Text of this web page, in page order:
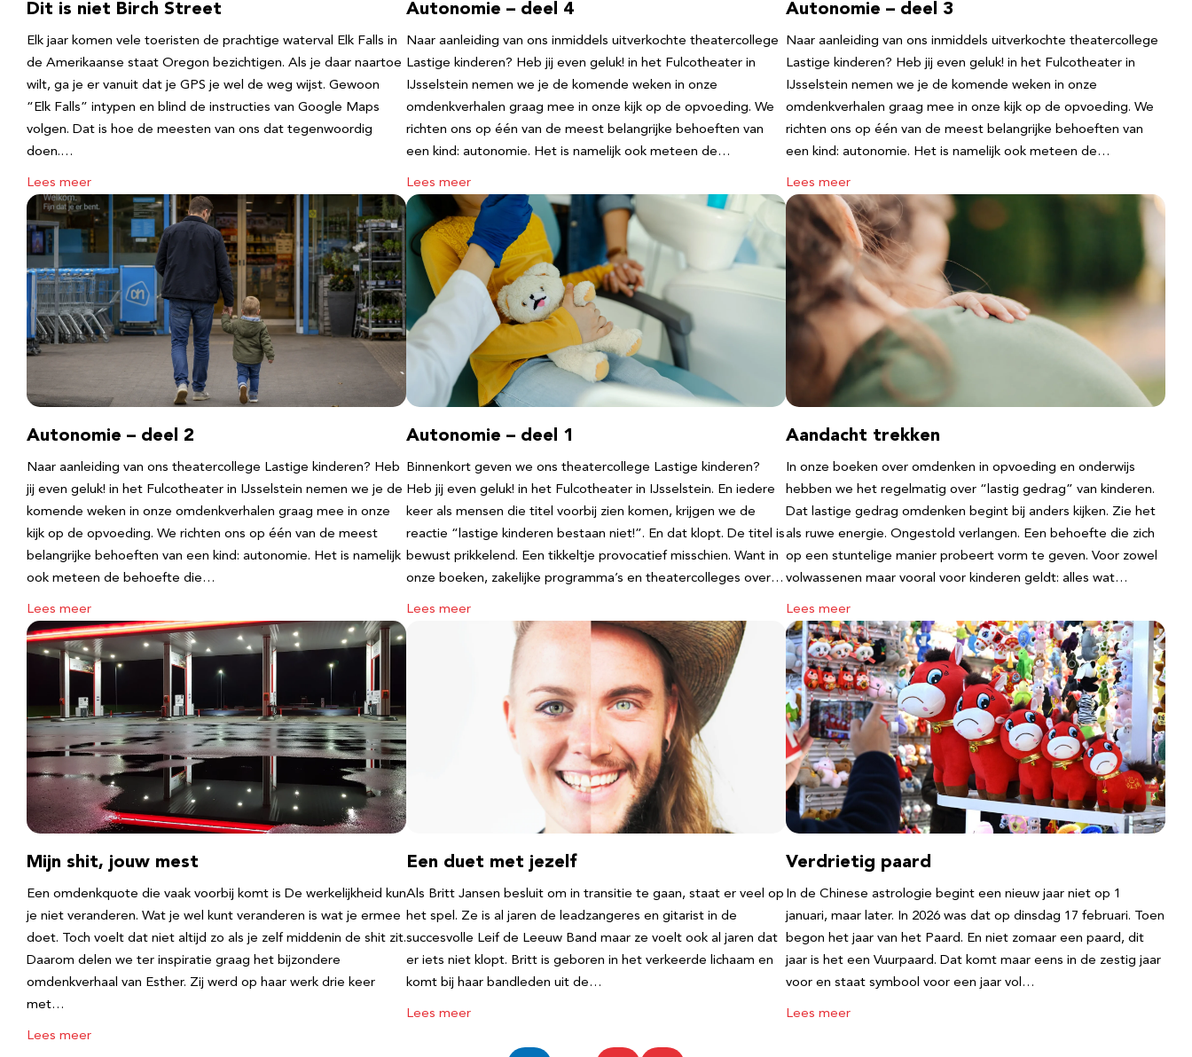
Dit is niet Birch Street
Elk jaar komen vele toeristen de prachtige waterval Elk Falls in
de Amerikaanse staat Oregon bezichtigen. Als je daar naartoe
wilt, ga je er vanuit dat je GPS je wel de weg wijst. Gewoon
“Elk Falls” intypen en blind de instructies van Google Maps
volgen. Dat is hoe de meesten van ons dat tegenwoordig
doen.…
Lees meer
Autonomie – deel 4
Naar aanleiding van ons inmiddels uitverkochte theatercollege
Lastige kinderen? Heb jij even geluk! in het Fulcotheater in
IJsselstein nemen we je de komende weken in onze
omdenkverhalen graag mee in onze kijk op de opvoeding. We
richten ons op één van de meest belangrijke behoeften van
een kind: autonomie. Het is namelijk ook meteen de…
Lees meer
Autonomie – deel 3
Naar aanleiding van ons inmiddels uitverkochte theatercollege
Lastige kinderen? Heb jij even geluk! in het Fulcotheater in
IJsselstein nemen we je de komende weken in onze
omdenkverhalen graag mee in onze kijk op de opvoeding. We
richten ons op één van de meest belangrijke behoeften van
een kind: autonomie. Het is namelijk ook meteen de…
Lees meer
Autonomie – deel 2
Naar aanleiding van ons theatercollege Lastige kinderen? Heb
jij even geluk! in het Fulcotheater in IJsselstein nemen we je de
komende weken in onze omdenkverhalen graag mee in onze
kijk op de opvoeding. We richten ons op één van de meest
belangrijke behoeften van een kind: autonomie. Het is namelijk
ook meteen de behoefte die…
Lees meer
Autonomie – deel 1
Binnenkort geven we ons theatercollege Lastige kinderen?
Heb jij even geluk! in het Fulcotheater in IJsselstein. En iedere
keer als mensen die titel voorbij zien komen, krijgen we de
reactie “lastige kinderen bestaan niet!”. En dat klopt. De titel is
bewust prikkelend. Een tikkeltje provocatief misschien. Want in
onze boeken, zakelijke programma’s en theatercolleges over…
Lees meer
Aandacht trekken
In onze boeken over omdenken in opvoeding en onderwijs
hebben we het regelmatig over “lastig gedrag” van kinderen.
Dat lastige gedrag omdenken begint bij anders kijken. Zie het
als ruwe energie. Ongestold verlangen. Een behoefte die zich
op een stuntelige manier probeert vorm te geven. Voor zowel
volwassenen maar vooral voor kinderen geldt: alles wat…
Lees meer
Mijn shit, jouw mest
Een omdenkquote die vaak voorbij komt is De werkelijkheid kun
je niet veranderen. Wat je wel kunt veranderen is wat je ermee
doet. Toch voelt dat niet altijd zo als je zelf middenin de shit zit.
Daarom delen we ter inspiratie graag het bijzondere
omdenkverhaal van Esther. Zij werd op haar werk drie keer
met…
Lees meer
Een duet met jezelf
Als Britt Jansen besluit om in transitie te gaan, staat er veel op
het spel. Ze is al jaren de leadzangeres en gitarist in de
succesvolle Leif de Leeuw Band maar ze voelt ook al jaren dat
er iets niet klopt. Britt is geboren in het verkeerde lichaam en
komt bij haar bandleden uit de…
Lees meer
Verdrietig paard
In de Chinese astrologie begint een nieuw jaar niet op 1
januari, maar later. In 2026 was dat op dinsdag 17 februari. Toen
begon het jaar van het Paard. En niet zomaar een paard, dit
jaar is het een Vuurpaard. Dat komt maar eens in de zestig jaar
voor en staat symbool voor een jaar vol…
Lees meer